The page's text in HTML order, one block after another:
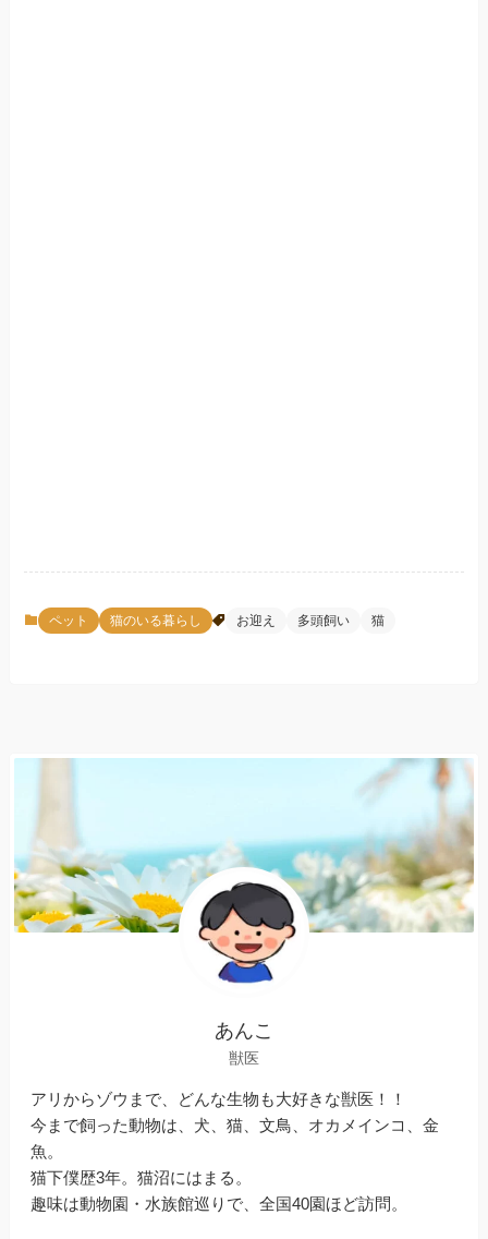
ペット 猫のいる暮らし お迎え 多頭飼い 猫
あんこ
獣医
アリからゾウまで、どんな生物も大好きな獣医！！
今まで飼った動物は、犬、猫、文鳥、オカメインコ、金
魚。
猫下僕歴3年。猫沼にはまる。
趣味は動物園・水族館巡りで、全国40園ほど訪問。